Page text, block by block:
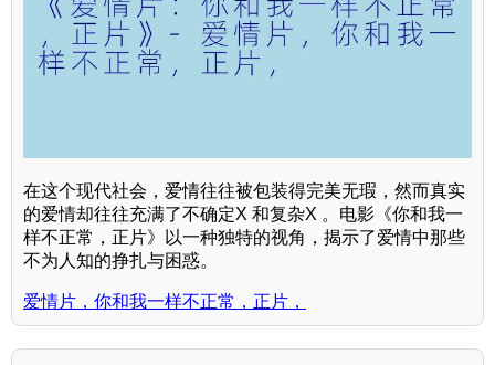
在这个现代社会，爱情往往被包装得完美无瑕，然而真实
的爱情却往往充满了不确定X 和复杂X 。电影《你和我一
样不正常，正片》以一种独特的视角，揭示了爱情中那些
不为人知的挣扎与困惑。
爱情片，你和我一样不正常，正片，